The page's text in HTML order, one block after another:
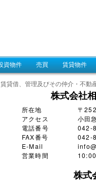
資物件 売買 賃貸物件
貸借、管理及びその仲介・不
株式会社
所在地
〒
アクセス
小田
電話番号
042-
FAX番号
042-
E-Mail
営業時間
株式